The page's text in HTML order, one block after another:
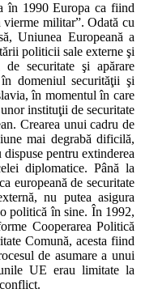
în 1990 Europa ca fiind
militar”. Odată cu
Uniunea Europeană a
politicii sale externe şi
securitate şi apărare
domeniul securităţii şi
în momentul în care
instituţii de securitate
Crearea unui cadru de
mai degrabă dificilă,
pentru extinderea
diplomatice. Până la
europeană de securitate
nu putea asigura
politică în sine. În 1992,
Cooperarea Politică
Comună, acesta fiind
de asumare a unui
UE erau limitate la